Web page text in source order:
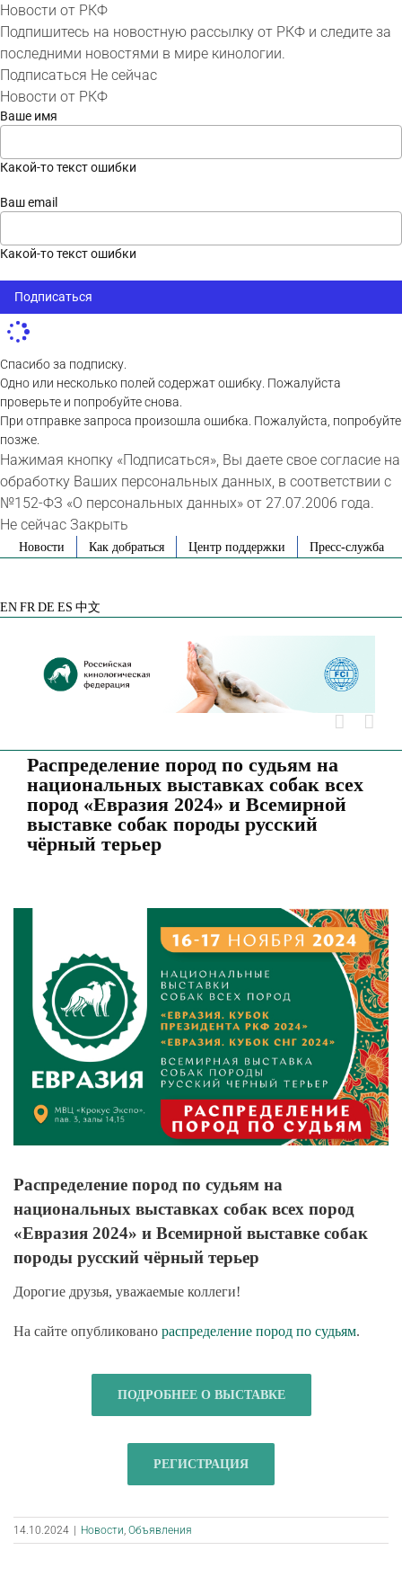
Новости от РКФ
Подпишитесь на новостную рассылку от РКФ и следите за
последними новостями в мире кинологии.
Подписаться Не сейчас
Новости от РКФ
Ваше имя
Какой-то текст ошибки
Ваш email
Какой-то текст ошибки
Подписаться
Спасибо за подписку.
Одно или несколько полей содержат ошибку. Пожалуйста
проверьте и попробуйте снова.
При отправке запроса произошла ошибка. Пожалуйста, попробуйте
позже.
Нажимая кнопку «Подписаться», Вы даете свое согласие на
обработку Ваших персональных данных, в соответствии с
№152-ФЗ «О персональных данных» от 27.07.2006 года.
Не сейчас Закрыть
SkipНовости Как добраться Центр поддержки Пресс-служба
EN FR DE ES 中文
Распределение пород по судьям на
национальных выставках собак всех
пород «Евразия 2024» и Всемирной
выставке собак породы русский
чёрный терьер
Распределение пород по судьям на
национальных выставках собак всех пород
«Евразия 2024» и Всемирной выставке собак
породы русский чёрный терьер
Дорогие друзья, уважаемые коллеги!
На сайте опубликовано распределение пород по судьям.
ПОДРОБНЕЕ О ВЫСТАВКЕ
РЕГИСТРАЦИЯ
14.10.2024 | Новости, Объявления